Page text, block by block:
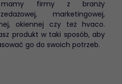
mamy firmy z branży
marketingowej,
okiennej czy też hvaco.
produkt w taki sposób, aby
go do swoich potrzeb.